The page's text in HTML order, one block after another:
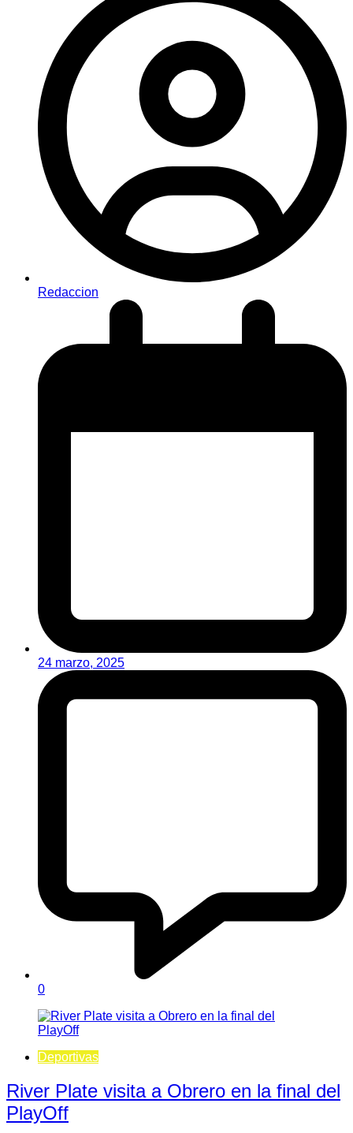
Redaccion
24 marzo, 2025
0
Deportivas
River Plate visita a Obrero en la final del
PlayOff